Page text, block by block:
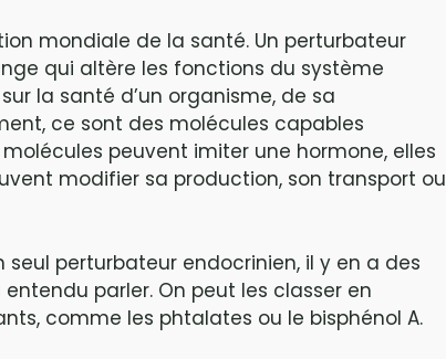
mondiale de la santé. Un perturbateur
qui altère les fonctions du système
la santé d’un organisme, de sa
ce sont des molécules capables
peuvent imiter une hormone, elles
modifier sa production, son transport ou
seul perturbateur endocrinien, il y en a des
parler. On peut les classer en
comme les phtalates ou le bisphénol A.